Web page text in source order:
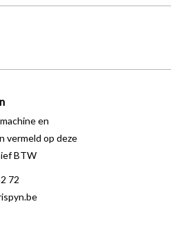
en
vermeld op deze
BTW
72